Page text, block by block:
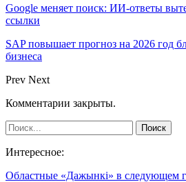
Google меняет поиск: ИИ-ответы
ссылки
SAP повышает прогноз на 2026 год
бизнеса
Prev Next
Комментарии закрыты.
Интересное:
Областные «Дажынкі» в следующем